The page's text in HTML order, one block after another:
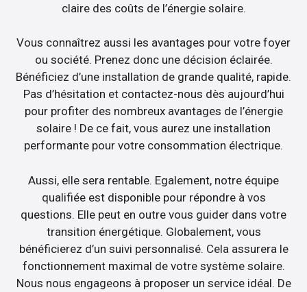
claire des coûts de l’énergie solaire.
Vous connaîtrez aussi les avantages pour votre foyer
ou société. Prenez donc une décision éclairée.
Bénéficiez d’une installation de grande qualité, rapide.
Pas d’hésitation et contactez-nous dès aujourd’hui
pour profiter des nombreux avantages de l’énergie
solaire ! De ce fait, vous aurez une installation
performante pour votre consommation électrique.
Aussi, elle sera rentable. Egalement, notre équipe
qualifiée est disponible pour répondre à vos
questions. Elle peut en outre vous guider dans votre
transition énergétique. Globalement, vous
bénéficierez d’un suivi personnalisé. Cela assurera le
fonctionnement maximal de votre système solaire.
Nous nous engageons à proposer un service idéal. De